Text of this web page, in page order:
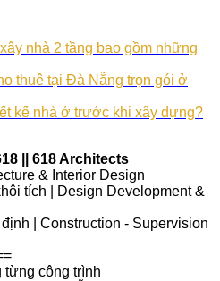
nhà 2 tầng bao gồm những
thuê tại Đà Nẵng trọn gói ở
kế nhà ở trước khi xây dựng?
|| 618 Architects
& Interior Design
tích | Design Development &
| Construction - Supervision
từng công trình